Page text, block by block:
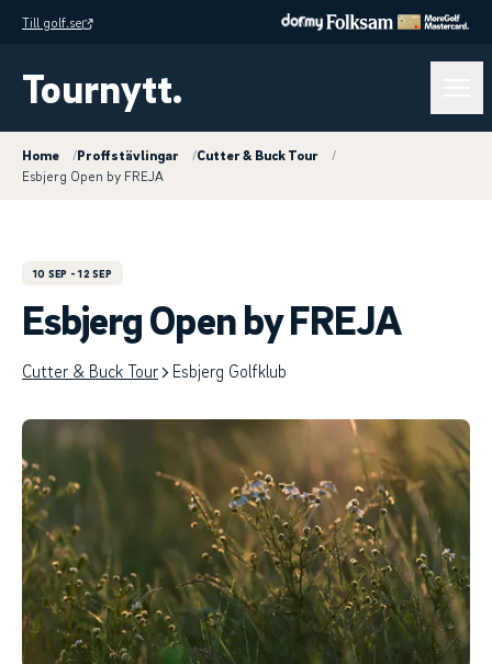
Till golf.se
Tournytt.
Home /Proffstävlingar /Cutter & Buck Tour
/
Esbjerg Open by FREJA
10 SEP - 12 SEP
Esbjerg Open by FREJA
Cutter & Buck Tour Esbjerg Golfklub